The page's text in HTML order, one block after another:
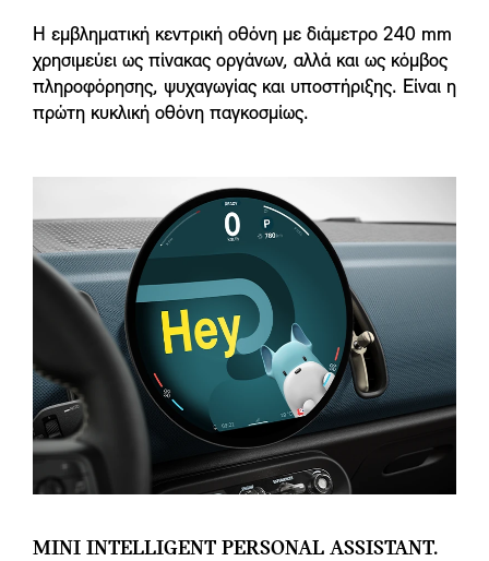
Η εμβληματική κεντρική οθόνη με διάμετρο 240 mm
χρησιμεύει ως πίνακας οργάνων, αλλά και ως κόμβος
πληροφόρησης, ψυχαγωγίας και υποστήριξης. Είναι η
πρώτη κυκλική οθόνη παγκοσμίως.
MINI INTELLIGENT PERSONAL ASSISTANT.